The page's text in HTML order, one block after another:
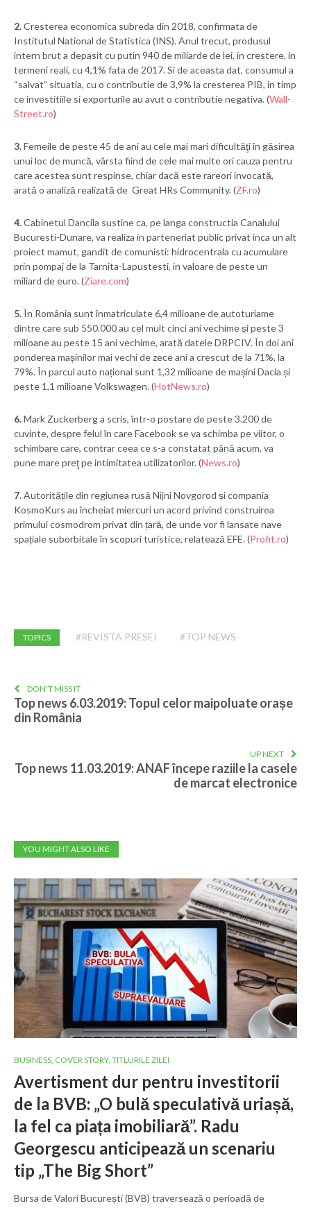
2.Cresterea economica subreda din 2018, confirmata de
Institutul National de Statistica (INS). Anul trecut, produsul
intern brut a depasit cu putin 940 de miliarde de lei, in crestere, in
termeni reali, cu 4,1% fata de 2017. Si de aceasta dat, consumul a
“salvat” situatia, cu o contributie de 3,9% la cresterea PIB, in timp
ce investitiile si exporturile au avut o contributie negativa. (Wall-
Street.ro)
3.Femeile de peste 45 de ani au cele mai mari dificultăţi în găsirea
unui loc de muncă, vârsta fiind de cele mai multe ori cauza pentru
care acestea sunt respinse, chiar dacă este rareori invocată,
arată o analiză realizată de Great HRs Community. (ZF.ro)
4.Cabinetul Dancila sustine ca, pe langa constructia Canalului
Bucuresti-Dunare, va realiza in parteneriat public privat inca un alt
proiect mamut, gandit de comunisti: hidrocentrala cu acumulare
prin pompaj de la Tarnita-Lapustesti, in valoare de peste un
miliard de euro. (Ziare.com)
5.În România sunt înmatriculate 6,4 milioane de autoturiame
dintre care sub 550.000 au cel mult cinci ani vechime și peste 3
milioane au peste 15 ani vechime, arată datele DRPCIV. În doi ani
ponderea mașinilor mai vechi de zece ani a crescut de la 71%, la
79%. În parcul auto național sunt 1,32 milioane de mașini Dacia și
peste 1,1 milioane Volkswagen. (HotNews.ro)
6.Mark Zuckerberg a scris, într-o postare de peste 3.200 de
cuvinte, despre felul în care Facebook se va schimba pe viitor, o
schimbare care, contrar ceea ce s-a constatat până acum, va
pune mare preţ pe intimitatea utilizatorilor. (News.ro)
7.Autoritățile din regiunea rusă Nijni Novgorod și compania
KosmoKurs au încheiat miercuri un acord privind construirea
primului cosmodrom privat din țară, de unde vor fi lansate nave
spațiale suborbitale în scopuri turistice, relatează EFE. (Profit.ro)
TOPICS #REVISTA PRESEI #TOP NEWS
DON'T MISS IT
Top news 6.03.2019: Topul celor maipoluate orașe
din România
UP NEXT
Top news 11.03.2019: ANAF începe raziile la casele
de marcat electronice
YOU MIGHT ALSO LIKE
BUSINESS, COVER STORY, TITLURILE ZILEI
Avertisment dur pentru investitorii
de la BVB: „O bulă speculativă uriașă,
la fel ca piața imobiliară”. Radu
Georgescu anticipează un scenariu
tip „The Big Short”
Bursa de Valori București (BVB) traversează o perioadă de